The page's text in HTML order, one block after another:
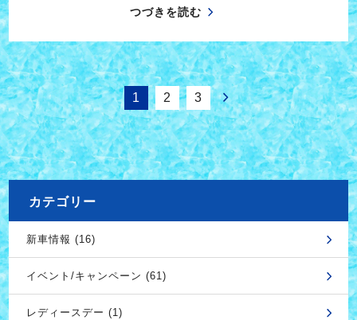
つづきを読む
1 2 3
カテゴリー
新車情報 (16)
イベント/キャンペーン (61)
レディースデー (1)